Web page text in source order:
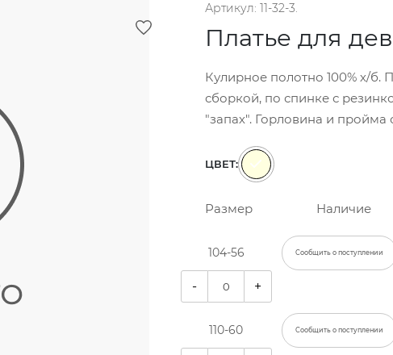
Артикул: 11-32-3.
Платье для
Кулирное полотно 100% х/б.
сборкой, по спинке с
"запах". Горловина и пройма
ЦВЕТ:
Размер Наличие
104-56 Сообщить о поступлении
- +
110-60 Сообщить о поступлении